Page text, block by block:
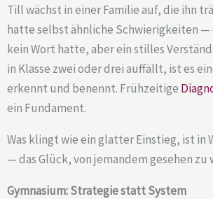
Till wächst in einer Familie auf, die ihn
hatte selbst ähnliche Schwierigkeiten —
kein Wort hatte, aber ein stilles
in Klasse zwei oder drei auffällt, ist es
erkennt und benennt. Frühzeitige
ein Fundament.
Was klingt wie ein glatter Einstieg, ist in
— das Glück, von jemandem gesehen zu
Gymnasium: Strategie statt System